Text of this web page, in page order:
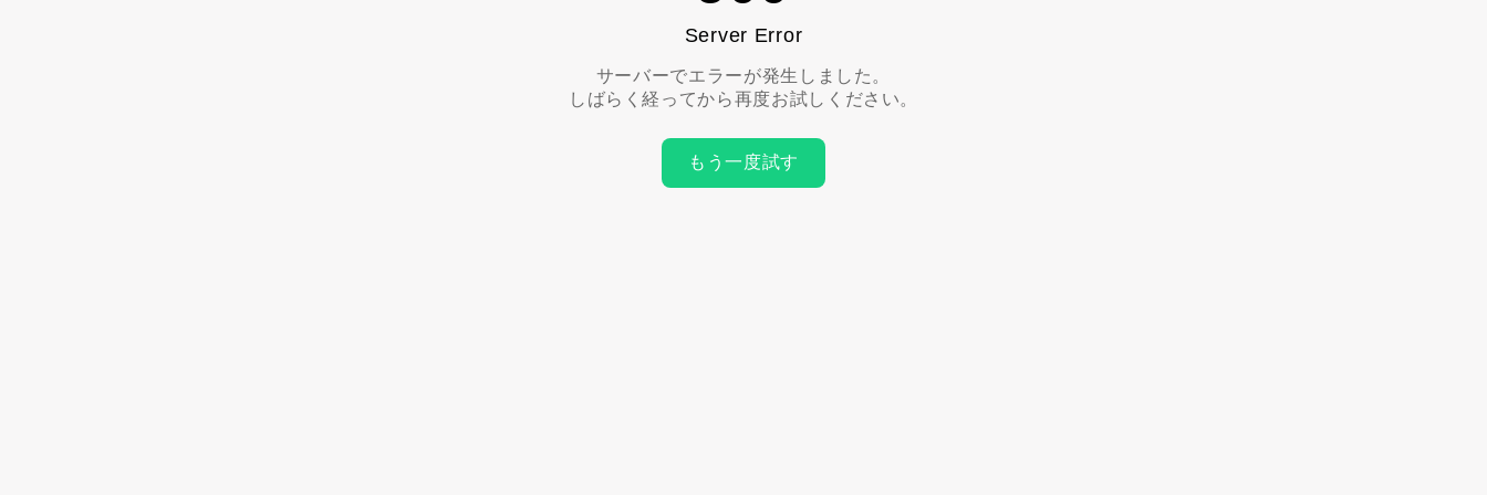
Server Error
サーバーでエラーが発生しました。
しばらく経ってから再度お試しください。
もう一度試す